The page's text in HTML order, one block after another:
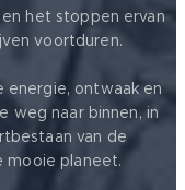
het stoppen ervan
voortduren.
energie, ontwaak en
weg naar binnen, in
van de
mooie planeet.